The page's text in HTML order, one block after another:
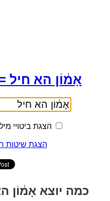
אָמ֔וֹן הא חיל = 151
הצגת ביטויי
הצגת שיטות
כמה יוצא אָמ֔וֹן